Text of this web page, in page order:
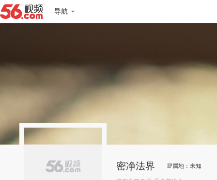
导航
密净法界 IP属地：未知